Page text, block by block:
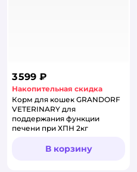
3 599 ₽
Накопительная скидка
Корм для кошек GRANDORF
VETERINARY для
поддержания функции
печени при ХПН 2кг
В корзину